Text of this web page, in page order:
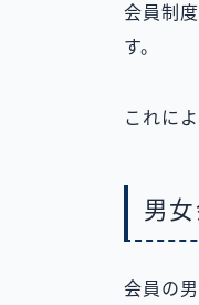
会員制
す。
これに
男
会員の